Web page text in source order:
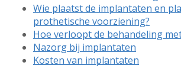
Wie plaatst de implantaten en
prothetische voorziening?
Hoe verloopt de behandeling
Nazorg bij implantaten
Kosten van implantaten